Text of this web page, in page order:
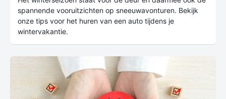
spannende vooruitzichten op sneeuwavonturen. Bekijk
onze tips voor het huren van een auto tijdens je
wintervakantie.